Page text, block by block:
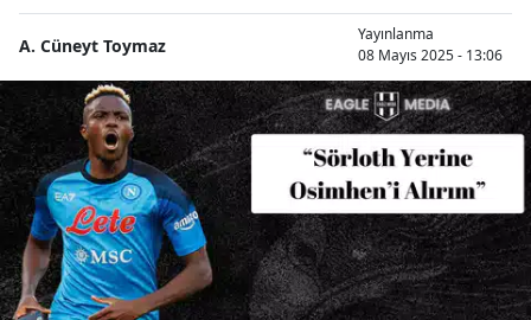
A. Cüneyt Toymaz
Yayınlanma
08 Mayıs 2025 - 13:06